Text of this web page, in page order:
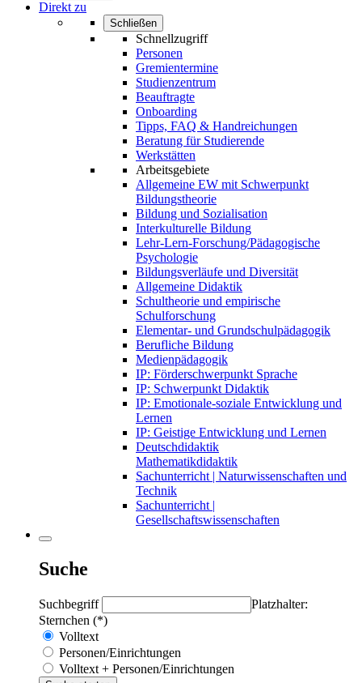
Direkt zu
Schließen
Schnellzugriff
Personen
Gremientermine
Studienzentrum
Beauftragte
Onboarding
Tipps, FAQ & Handreichungen
Beratung für Studierende
Werkstätten
Arbeitsgebiete
Allgemeine EW mit Schwerpunkt
Bildungstheorie
Bildung und Sozialisation
Interkulturelle Bildung
Lehr-Lern-Forschung/Pädagogische
Psychologie
Bildungsverläufe und Diversität
Allgemeine Didaktik
Schultheorie und empirische
Schulforschung
Elementar- und Grundschulpädagogik
Berufliche Bildung
Medienpädagogik
IP: Förderschwerpunkt Sprache
IP: Schwerpunkt Didaktik
IP: Emotionale-soziale Entwicklung und
Lernen
IP: Geistige Entwicklung und Lernen
Deutschdidaktik
Mathematikdidaktik
Sachunterricht | Naturwissenschaften und
Technik
Sachunterricht |
Gesellschaftswissenschaften
Suche
Suchbegriff
Platzhalter:
Sternchen (*)
Volltext
Personen/Einrichtungen
Volltext + Personen/Einrichtungen